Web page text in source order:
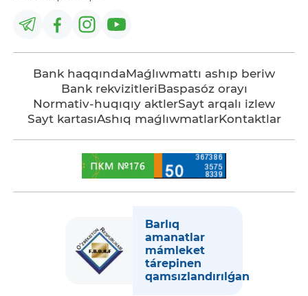
Bank haqqındaMaǵlıwmattı ashıp beriw
Bank rekvizitleriBaspasóz orayı
Normativ-huqıqıy aktlerSayt arqalı izlew
Sayt kartasıAshıq maǵlıwmatlarKontaktlar
Barlıq
amanatlar
mámleket
tárepinen
qamsızlandırılǵan